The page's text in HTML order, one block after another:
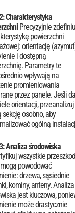
Charakterystyka
Precyzyjnie
powierzchni
orientację
i dostępną
Parametry te
wpływają na
promieniowania
przez panele.Jeśli
orientacji, przeanalizuj
sekcję osobno, aby
ogólną
Analiza środowiska
wszystkie
powodować
drzewa, sąsiednie
kominy, anteny. Analiza
jest kluczowa,
może drastycznie